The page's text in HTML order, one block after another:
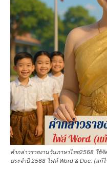
คำกล่าวรายงานวันภาษาไทย2568 ใช้
ประจำปี 2568 ไฟล์ Word & Doc. (แ